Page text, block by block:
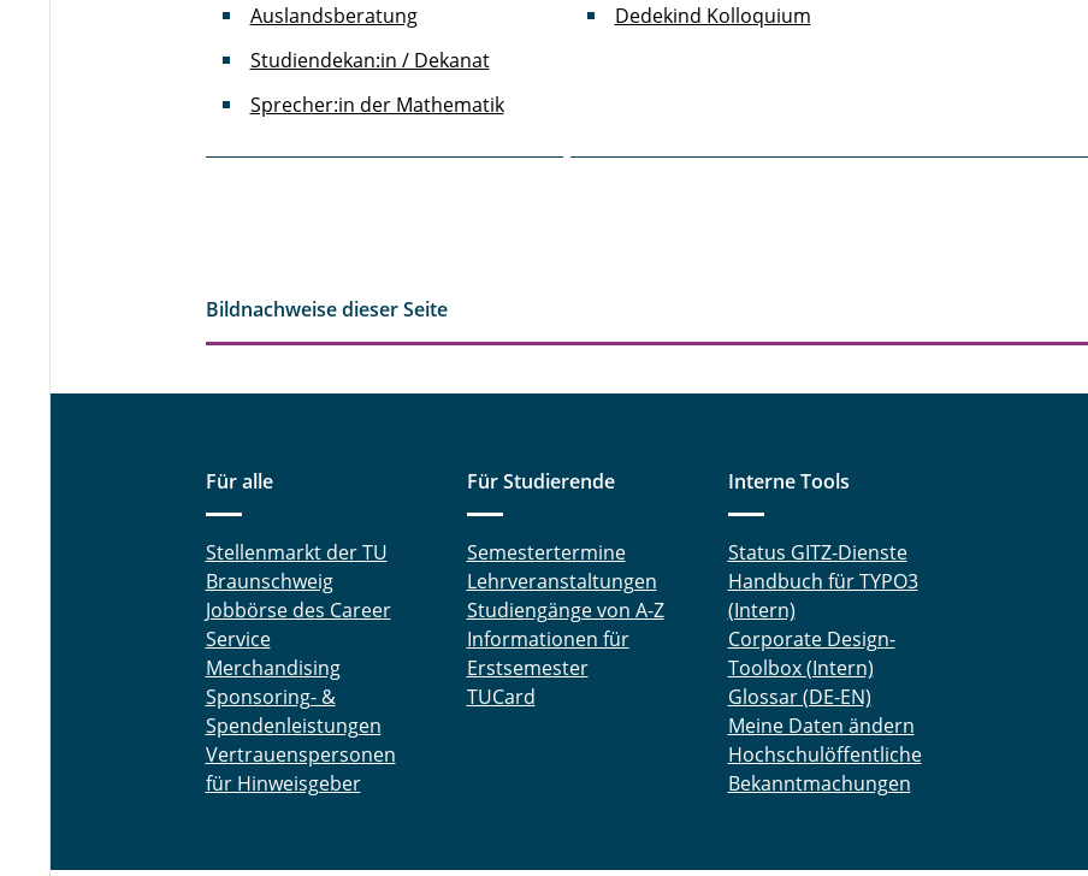
Auslandsberatung
Studiendekan:in / Dekanat
Sprecher:in der Mathematik
Dedekind Kolloquium
Bildnachweise dieser Seite
Für alle
Stellenmarkt der TU
Braunschweig
Jobbörse des Career
Service
Merchandising
Sponsoring- &
Spendenleistungen
Vertrauenspersonen
für Hinweisgeber
Für Studierende
Semestertermine
Lehrveranstaltungen
Studiengänge von A-Z
Informationen für
Erstsemester
TUCard
Interne Tools
Status GITZ-Dienste
Handbuch für TYPO3
(Intern)
Corporate Design-
Toolbox (Intern)
Glossar (DE-EN)
Meine Daten ändern
Hochschulöffentliche
Bekanntmachungen